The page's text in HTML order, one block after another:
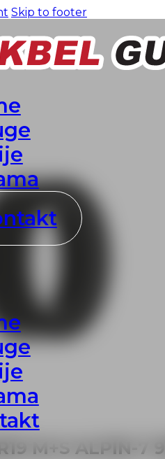
Skip to footer
M+S ALPIN-7